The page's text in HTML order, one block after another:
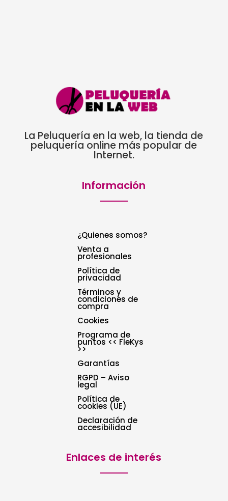
La Peluquería en la web, la tienda de
peluquería online más popular de
Internet.
Información
¿Quienes somos?
Venta a
profesionales
Política de
privacidad
Términos y
condiciones de
compra
Cookies
Programa de
puntos << FleKys
>>
Garantías
RGPD – Aviso
legal
Política de
cookies (UE)
Declaración de
accesibilidad
Enlaces de interés